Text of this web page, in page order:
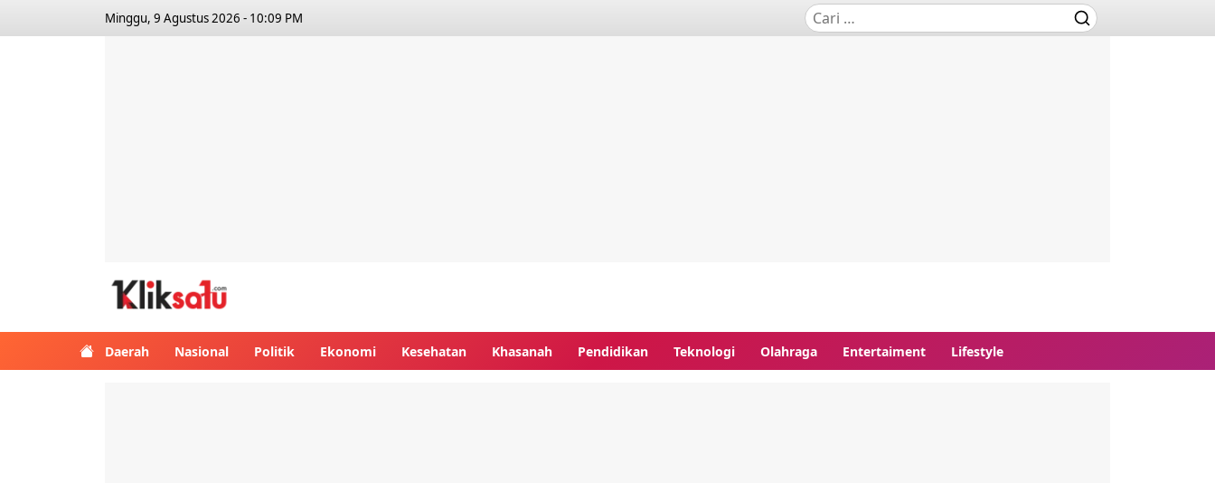
Minggu, 9 Agustus 2026 - 10:09 PM
Daerah Nasional Politik Ekonomi Kesehatan Khasanah Pendidikan Teknologi Olahraga Entertaiment Lifestyle